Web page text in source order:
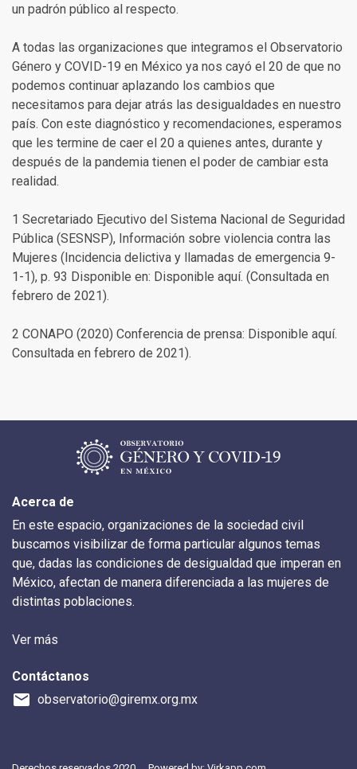
un padrón público al respecto.
A todas las organizaciones que integramos el Observatorio
Género y COVID-19 en México ya nos cayó el 20 de que no
podemos continuar aplazando los cambios que
necesitamos para dejar atrás las desigualdades en nuestro
país. Con este diagnóstico y recomendaciones, esperamos
que les termine de caer el 20 a quienes antes, durante y
después de la pandemia tienen el poder de cambiar esta
realidad.
1 Secretariado Ejecutivo del Sistema Nacional de Seguridad
Pública (SESNSP), Información sobre violencia contra las
Mujeres (Incidencia delictiva y llamadas de emergencia 9-
1-1), p. 93 Disponible en: Disponible aquí. (Consultada en
febrero de 2021).
2 CONAPO (2020) Conferencia de prensa: Disponible aquí.
Consultada en febrero de 2021).
Acerca de
En este espacio, organizaciones de la sociedad civil
buscamos visibilizar de forma particular algunos temas
que, dadas las condiciones de desigualdad que imperan en
México, afectan de manera diferenciada a las mujeres de
distintas poblaciones.
Ver más
Contáctanos
email observatorio@giremx.org.mx